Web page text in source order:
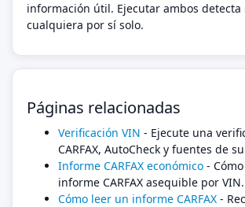
información útil. Ejecutar ambos detecta
cualquiera por sí solo.
Páginas relacionadas
Verificación VIN - Ejecute una
CARFAX, AutoCheck y fuentes de
Informe CARFAX económico -
informe CARFAX asequible por VIN.
Cómo leer un informe CARFAX -